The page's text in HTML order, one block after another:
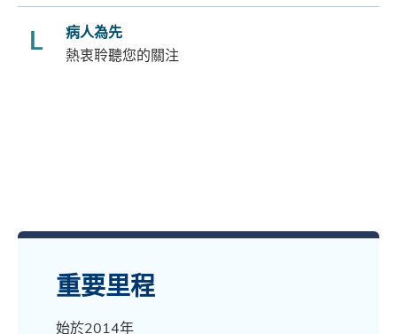
L
病人為先
熱衷聆聽您的關注
重要里程
始於2014年